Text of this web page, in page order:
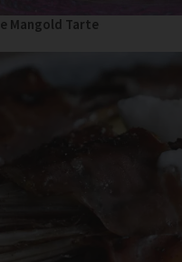
Mangold Tarte